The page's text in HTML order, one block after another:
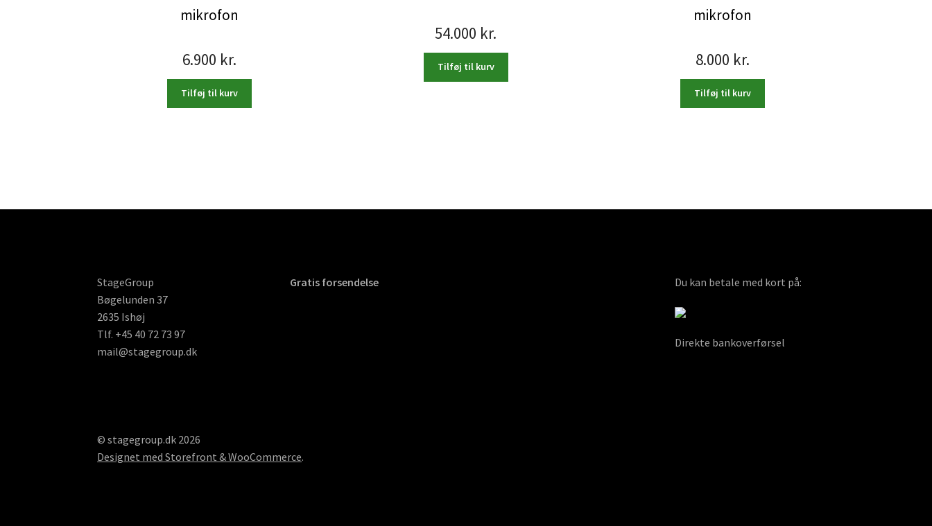
mikrofon
6.900 kr.
Tilføj til kurv
54.000 kr.
Tilføj til kurv
mikrofon
8.000 kr.
Tilføj til kurv
StageGroup
Bøgelunden 37
2635 Ishøj
Tlf. +45 40 72 73 97
mail@stagegroup.dk
Gratis forsendelse Du kan betale med kort på:
Direkte bankoverførsel
© stagegroup.dk 2026
Designet med Storefront & WooCommerce.